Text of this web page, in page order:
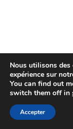
Nous utilisons
expérience sur
You can find out
switch them off in
Accepter